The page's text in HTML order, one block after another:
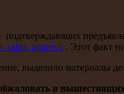
подтверждающих
. Этот факт
выделило материалы
обжаловать в